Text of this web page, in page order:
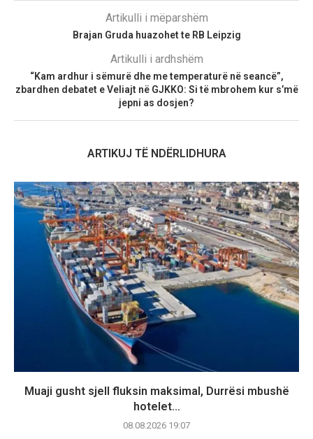
Artikulli i mëparshëm
Brajan Gruda huazohet te RB Leipzig
Artikulli i ardhshëm
“Kam ardhur i sëmurë dhe me temperaturë në seancë”,
zbardhen debatet e Veliajt në GJKKO: Si të mbrohem kur s’më
jepni as dosjen?
ARTIKUJ TË NDËRLIDHURA
Muaji gusht sjell fluksin maksimal, Durrësi mbushë
hotelet...
08.08.2026 19:07